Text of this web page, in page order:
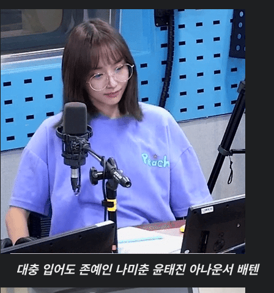
대충 입어도 존예인 나미춘 윤태진 아나운서 배텐